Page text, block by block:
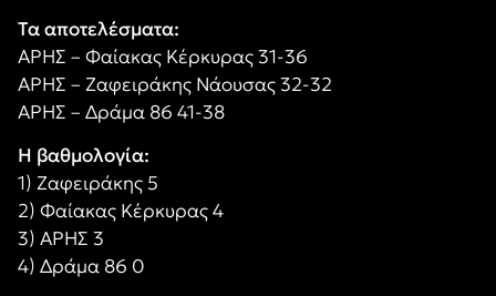
Τα αποτελέσματα:
ΑΡΗΣ – Φαίακας Κέρκυρας 31-36
ΑΡΗΣ – Ζαφειράκης Νάουσας 32-32
ΑΡΗΣ – Δράμα 86 41-38
Η βαθμολογία:
1) Ζαφειράκης 5
2) Φαίακας Κέρκυρας 4
3) ΑΡΗΣ 3
4) Δράμα 86 0